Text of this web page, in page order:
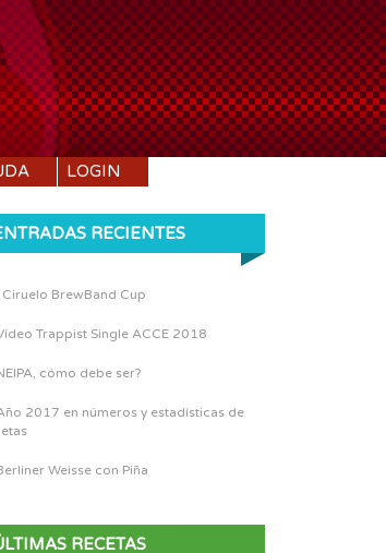
LOGIN
RECIENTES
Ciruelo BrewBand Cup
Trappist Single ACCE 2018
cómo debe ser?
2017 en números y estadísticas de
Weisse con Piña
RECETAS